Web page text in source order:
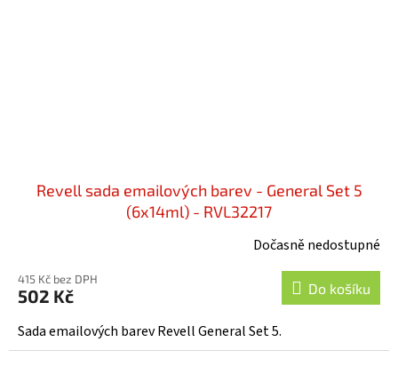
Revell sada emailových barev - General Set 5
(6x14ml) - RVL32217
Dočasně nedostupné
415 Kč bez DPH
502 Kč Do košíku
Sada emailových barev Revell General Set 5.